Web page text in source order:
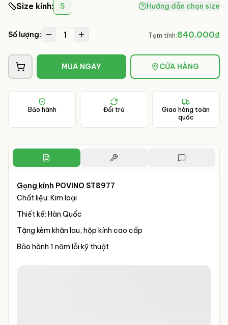
Size kính: S Hướng dẫn chọn size
Số lượng: 1 Tạm tính:840.000₫
MUA NGAY CỬA HÀNG
Bảo hành Đổi trả
Giao hàng toàn
quốc
Gọng kính POVINO ST8977
Chất liệu: Kim loại
Thiết kế: Hàn Quốc
Tặng kèm khăn lau, hộp kính cao cấp
Bảo hành 1 năm lỗi kỹ thuật